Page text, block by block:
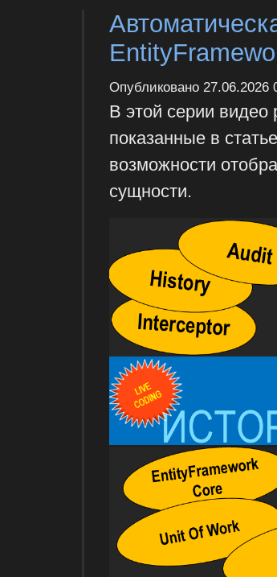
Опубликовано 27.06.2026
В этой серии видео
показанные в
возможности
сущности.